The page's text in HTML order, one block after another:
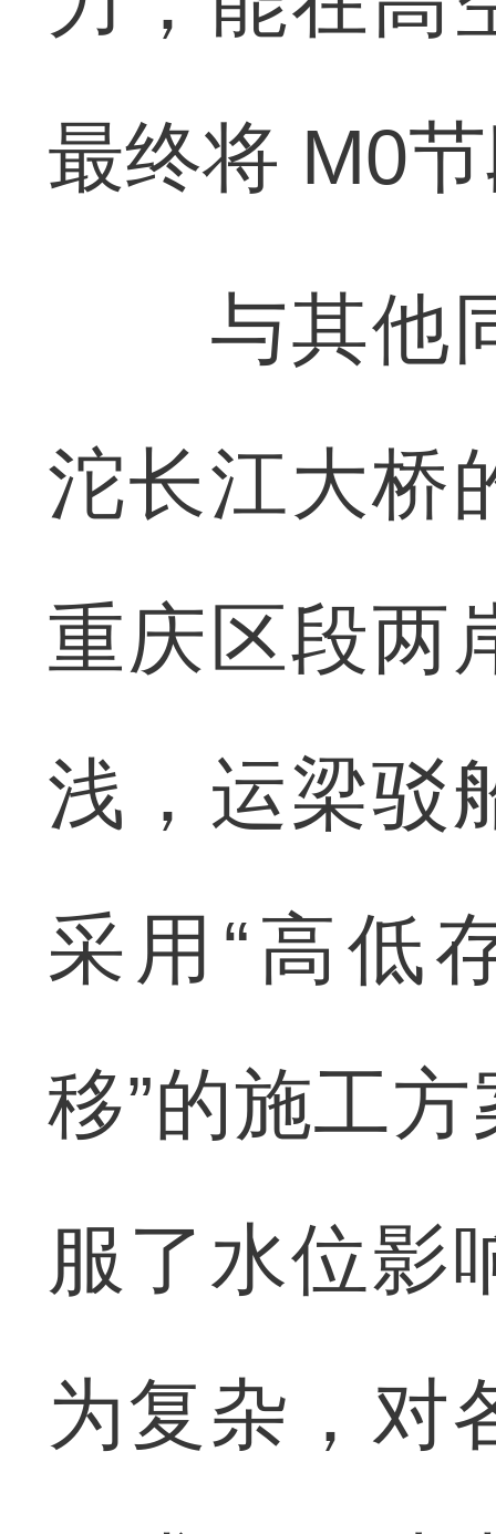
最终将 M0
与其他同
沱长江大桥
重庆区段两
浅，运梁驳
采用“高低
移”的施工
服了水位影
为复杂，对